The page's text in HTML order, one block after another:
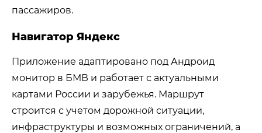
пассажиров.
Навигатор Яндекс
Приложение адаптировано под Андроид
монитор в БМВ и работает с актуальными
картами России и зарубежья. Маршрут
строится с учетом дорожной ситуации,
инфраструктуры и возможных ограничений, а